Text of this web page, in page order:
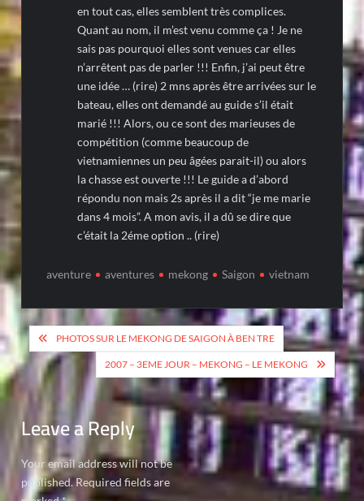
en tout cas, elles semblent très complices.
Quant au nom, il m’est venu comme ça ! Je ne
sais pas pourquoi elles sont venues car elles
n’arrêtent pas de parler !!! Enfin, j’ai peut être
une idée … (rire) 2 mns après être arrivées sur le
bateau, elles ont demandé au guide s’il était
marié !!! Alors, ou ce sont des marieuses de
compétition (comme beaucoup de
vietnamiennes un peu âgées parait-il) ou alors
la chasse est ouverte !!! Le guide a d’abord
répondu non mais 2s après il a dit “je me marie
dans 4 mois”. A mon avis, il a dû se dire que
c’était la 2éme option .. (rire)
aventure aventures mekong Saigon vietnam
Post
navigation
PHOTOS SUR LE MEKONG DE SAIGON À BEN TRE
2007 – 3EME JOUR – MEKONG – LE MEKONG
Leave a Reply
Your email address will not be
published. Required fields are